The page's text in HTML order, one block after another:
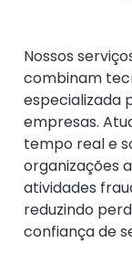
Nossos
combinam
especializada
empresas.
tempo real e
organizações
atividades
reduzindo
confiança de